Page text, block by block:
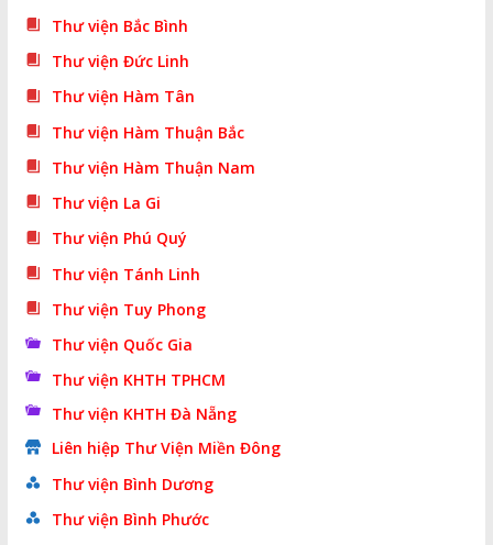
Thư viện Bắc Bình
Thư viện Đức Linh
Thư viện Hàm Tân
Thư viện Hàm Thuận Bắc
Thư viện Hàm Thuận Nam
Thư viện La Gi
Thư viện Phú Quý
Thư viện Tánh Linh
Thư viện Tuy Phong
Thư viện Quốc Gia
Thư viện KHTH TPHCM
Thư viện KHTH Đà Nẵng
Liên hiệp Thư Viện Miền Đông
Thư viện Bình Dương
Thư viện Bình Phước